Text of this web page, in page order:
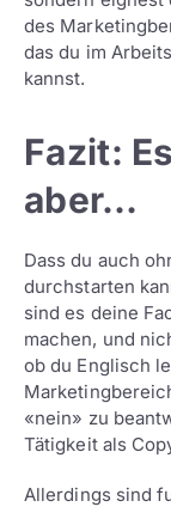
des
das du im
kannst.
Fazit:
aber…
Dass du auch
durchstarten
sind es deine
machen, und
ob du Englisch
«nein» zu
Tätigkeit als
Allerdings sind